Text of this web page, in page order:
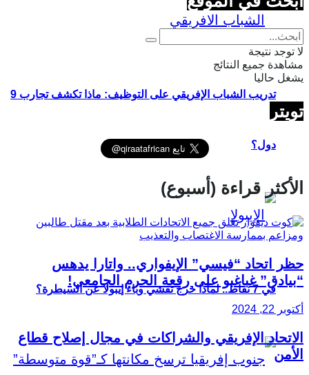
تدريب الشباب الإفريقي على التوظيف: ماذا تكشف تجارب 9
دول؟
في 7 نقاط.. لماذا خرج تفشي وباء إيبولا عن السيطرة؟
لا توجد نتيجة
مشاهدة جميع النتائج
يشغل حاليا
تويتر
الأكثر قراءة (أسبوع)
حظر اتحاد “فيسي” الإيفواري.. واتارا يدهس
“بيادق” غباغبو على رقعة الحرم الجامعي!
أكتوبر 22, 2024
الاتحاد الإفريقي والشراكات في مجال إصلاح قطاع
الأمن